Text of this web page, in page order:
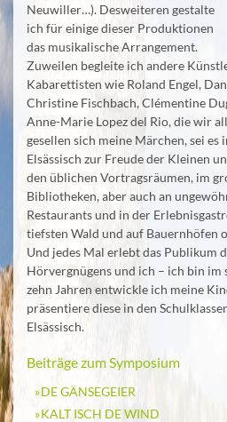
Neuwiller…). Desweiteren gestalte
ich für einige dieser Produktionen
das musikalische Arrangement.
Zuweilen begleite ich andere
Kabarettisten wie Roland Engel,
Christine Fischbach, Clémentine
Anne-Marie Lopez del Rio, die wir
gesellen sich meine Märchen, sei es
Elsässisch zur Freude der Kleinen
den üblichen Vortragsräumen, im
Bibliotheken, aber auch an
Restaurants und in der
tiefsten Wald und auf
Und jedes Mal erlebt das Publikum
Hörvergnügens und ich – ich bin
zehn Jahren entwickle ich meine
präsentiere diese in den
Elsässisch.
Beiträge zum Symposium
DE GÄNSEGEIER
KALT ISCH DE WIND